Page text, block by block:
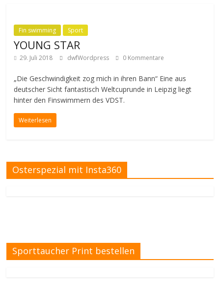
Fin swimming Sport
YOUNG STAR
29. Juli 2018 dwfWordpress 0 Kommentare
„Die Geschwindigkeit zog mich in ihren Bann“ Eine aus
deutscher Sicht fantastisch Weltcuprunde in Leipzig liegt
hinter den Finswimmern des VDST.
Weiterlesen
Osterspezial mit Insta360
Sporttaucher Print bestellen